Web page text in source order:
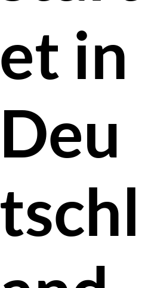
et in
Deu
tschl